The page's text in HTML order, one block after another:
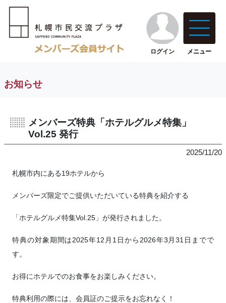
ログイン メニュー
お知らせ
メンバーズ特典「ホテルグルメ特集」
Vol.25 発行
2025/11/20
札幌市内にある19ホテルから
メンバーズ限定でご提供いただいている特典を紹介する
「ホテルグルメ特集Vol.25」が発行されました。
特典の対象期間は2025年12月1日から2026年3月31日までで
す。
お得にホテルでのお食事をお楽しみください。
特典利用の際には、会員証のご提示をお忘れなく！